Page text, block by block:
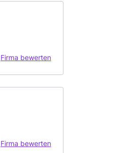
Firma bewerten
Firma bewerten